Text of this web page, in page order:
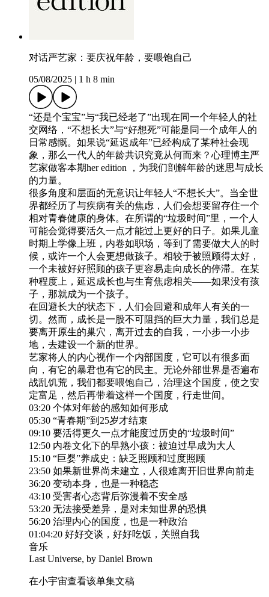
对话严艺家：要庆祝年龄，要喂饱自己
05/08/2025 1 h 8 min
“还是个宝宝”与“我已经老了”出现在同一个年轻人的社
交网络，“不想长大”与“好想死”可能是同一个成年人的
日常感慨。如果说“延迟成年”已经构成了某种社会现
象，那么一代人的年龄共识究竟从何而来？心理博主严
艺家做客本期her edition ，为我们剖解年龄的迷思与成长
的力量。
很多角度和层面的无意识让年轻人“不想长大”。当全世
界都经历了与疾病有关的焦虑，人们会想要留存住一个
相对青春健康的身体。在所谓的“垃圾时间”里，一个人
可能会觉得要活久一点才能过上更好的日子。如果儿童
时期上学像上班，内卷如职场，等到了需要做大人的时
候，或许一个人会更想做孩子。相较于被照顾得太好，
一个未被好好照顾的孩子更容易走向成长的停滞。在某
种程度上，延迟成长也与生育焦虑相关——如果没有孩
子，那就成为一个孩子。
在回避长大的状态下，人们会回避和成年人有关的一
切。然而，成长是一股不可阻挡的巨大力量，我们总是
要离开原生的巢穴，离开过去的自我，一小步一小步
地，去建设一个新的世界。
艺家将人的内心视作一个内部国度，它可以有很多面
向，有它的暴君也有它的民主。无论外部世界是否遍布
战乱饥荒，我们都要喂饱自己，治理这个国度，使之安
定富足，然后再带着这样一个国度，行走世间。
03:20 个体对年龄的感知如何形成
05:30 “青春期”到25岁才结束
09:10 要活得更久一点才能度过历史的“垃圾时间”
12:50 内卷文化下的早熟小孩：被迫过早成为大人
15:10 “巨婴”养成史：缺乏照顾和过度照顾
23:50 如果新世界尚未建立，人很难离开旧世界向前走
36:20 变动本身，也是一种稳态
43:10 受害者心态背后弥漫着不安全感
53:20 无法接受差异，是对未知世界的恐惧
56:20 治理内心的国度，也是一种政治
01:04:20 好好交谈，好好吃饭，关照自我
音乐
Last Universe, by Daniel Brown
在小宇宙查看该单集文稿